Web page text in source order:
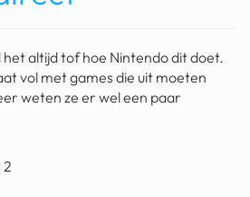
het altijd tof hoe Nintendo dit doet.
vol met games die uit moeten
weten ze er wel een paar
2